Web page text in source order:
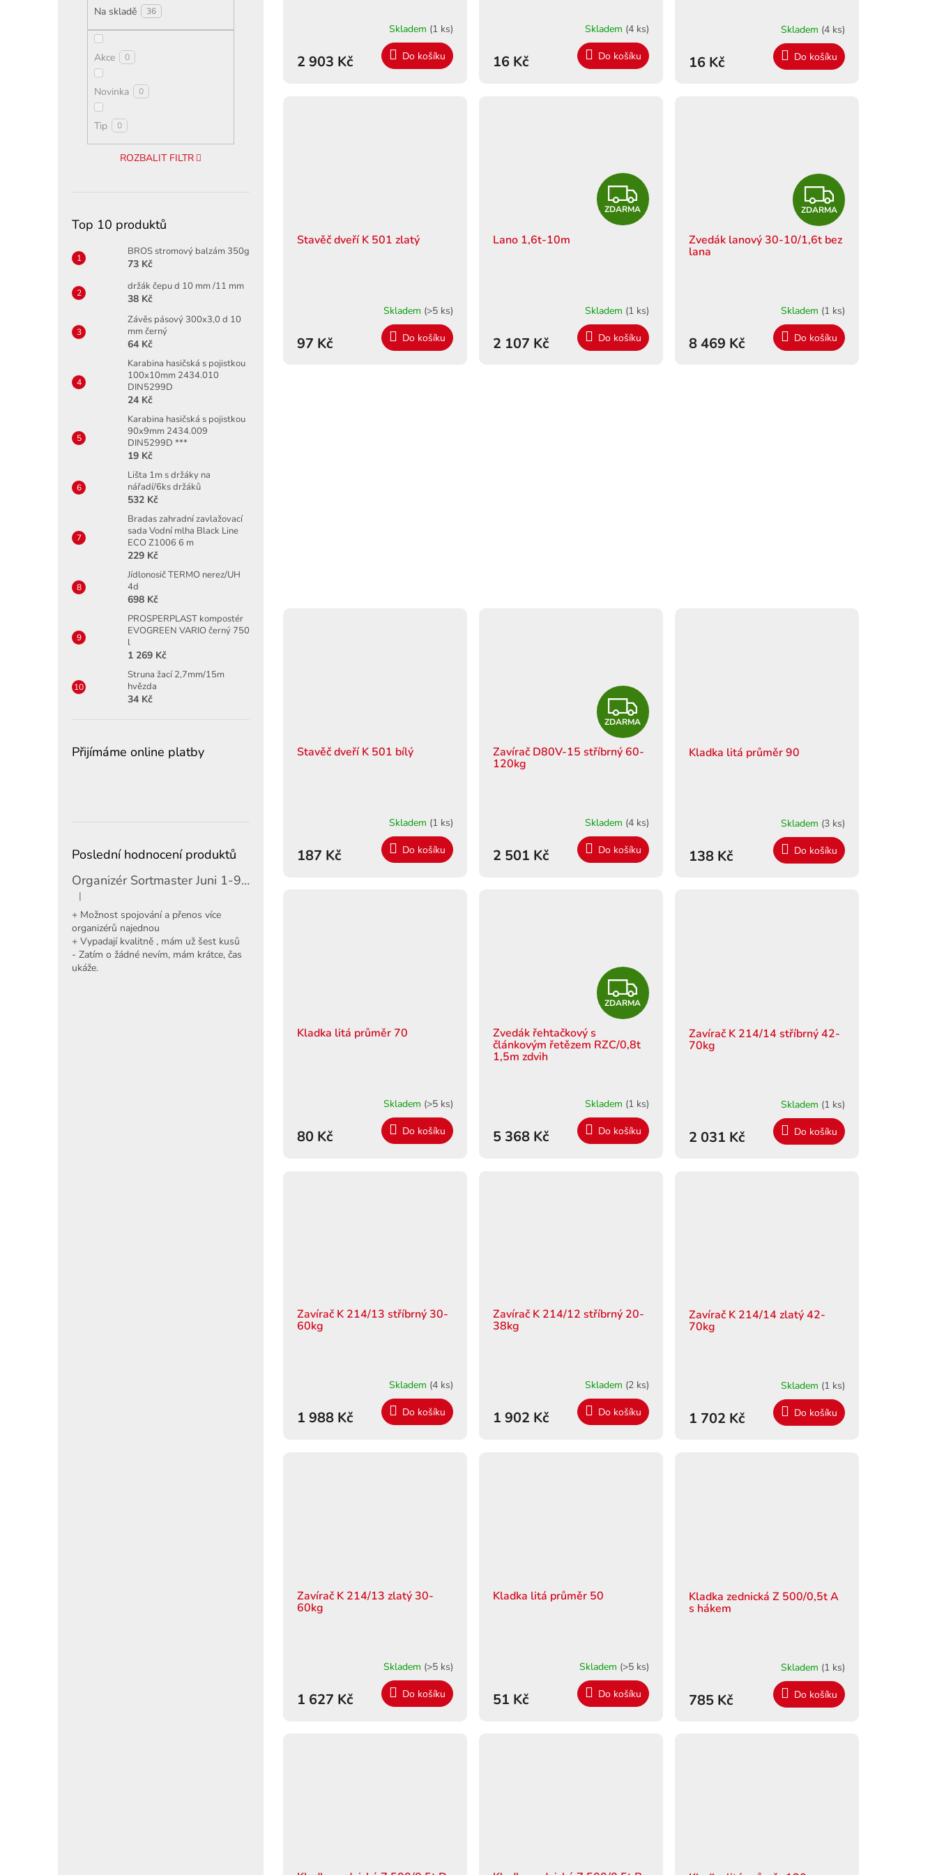
Na skladě 36
Akce 0
Novinka 0
Tip 0
ROZBALIT FILTR
Top 10 produktů
BROS stromový balzám 350g
73 Kč
držák čepu d 10 mm /11 mm
38 Kč
Závěs pásový 300x3,0 d 10
mm černý
64 Kč
Karabina hasičská s pojistkou
100x10mm 2434.010
DIN5299D
24 Kč
Karabina hasičská s pojistkou
90x9mm 2434.009
DIN5299D ***
19 Kč
Lišta 1m s držáky na
nářadí/6ks držáků
532 Kč
Bradas zahradní zavlažovací
sada Vodní mlha Black Line
ECO Z1006 6 m
229 Kč
Jídlonosič TERMO nerez/UH
4d
698 Kč
PROSPERPLAST kompostér
EVOGREEN VARIO černý 750
l
1 269 Kč
Struna žací 2,7mm/15m
hvězda
34 Kč
Přijímáme online platby
Poslední hodnocení produktů
Organizér Sortmaster Juni 1-97-483
Hodnocení produktu je 5 z 5 hvězdiček.
|
+ Možnost spojování a přenos více
organizérů najednou
+ Vypadají kvalitně , mám už šest kusů
- Zatím o žádné nevím, mám krátce, čas
ukáže.
M
A
Skladem (1 ks)
2 903 Kč Do košíku
Skladem (4 ks)
16 Kč Do košíku
Skladem (4 ks)
16 Kč Do košíku
Stavěč dveří K 501 zlatý
Skladem (>5 ks)
97 Kč Do košíku
Z
D
M
A
ZDARMA
Lano 1,6t-10m
Skladem (1 ks)
2 107 Kč Do košíku
Z
D
A
M
A
ZDARMA
Zvedák lanový 30-10/1,6t bez
lana
Skladem (1 ks)
8 469 Kč Do košíku
Stavěč dveří K 501 bílý
Skladem (1 ks)
187 Kč Do košíku
Z
D
A
M
A
ZDARMA
Zavírač D80V-15 stříbrný 60-
120kg
Skladem (4 ks)
2 501 Kč Do košíku
Kladka litá průměr 90
Skladem (3 ks)
138 Kč Do košíku
Kladka litá průměr 70
Skladem (>5 ks)
80 Kč Do košíku
Z
D
A
M
A
ZDARMA
Zvedák řehtačkový s
článkovým řetězem RZC/0,8t
1,5m zdvih
Skladem (1 ks)
5 368 Kč Do košíku
Zavírač K 214/14 stříbrný 42-
70kg
Skladem (1 ks)
2 031 Kč Do košíku
Zavírač K 214/13 stříbrný 30-
60kg
Skladem (4 ks)
1 988 Kč Do košíku
Zavírač K 214/12 stříbrný 20-
38kg
Skladem (2 ks)
1 902 Kč Do košíku
Zavírač K 214/14 zlatý 42-
70kg
Skladem (1 ks)
1 702 Kč Do košíku
Zavírač K 214/13 zlatý 30-
60kg
Skladem (>5 ks)
1 627 Kč Do košíku
Kladka litá průměr 50
Skladem (>5 ks)
51 Kč Do košíku
Kladka zednická Z 500/0,5t A
s hákem
Skladem (1 ks)
785 Kč Do košíku